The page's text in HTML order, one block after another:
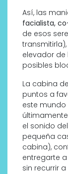
Así, las
facialista,
de esos
elevador de
posibles
La cabina de
puntos a
este
el sonido
pequeña
cabina),
entregarte
sin recurrir